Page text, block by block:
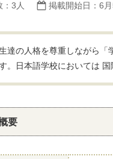
：3人 掲載開始日 ：6
達の人格を尊重しながら「
。日本語学校においては
要